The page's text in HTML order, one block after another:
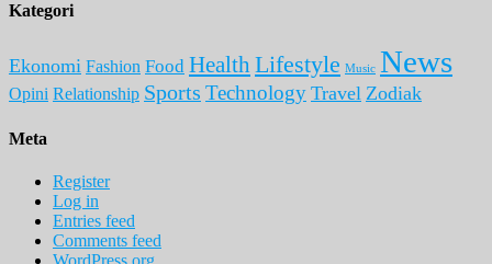
Kategori
Ekonomi Fashion Food Health Lifestyle Music News
Opini Relationship Sports Technology Travel Zodiak
Meta
Register
Log in
Entries feed
Comments feed
WordPress.org